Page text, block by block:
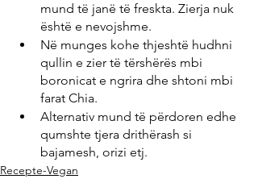
mund të janë të freskta. Zierja nuk
është e nevojshme.
Në munges kohe thjeshtë hudhni
qullin e zier të tërshërës mbi
boronicat e ngrira dhe shtoni mbi
farat Chia.
Alternativ mund të përdoren edhe
qumshte tjera drithërash si
bajamesh, orizi etj.
Recepte-Vegan